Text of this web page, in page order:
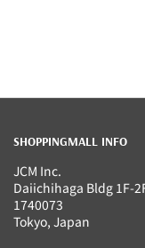
SHOPPINGMALL INFO
JCM Inc.
Daiichihaga Bldg 1F-
1740073
Tokyo, Japan